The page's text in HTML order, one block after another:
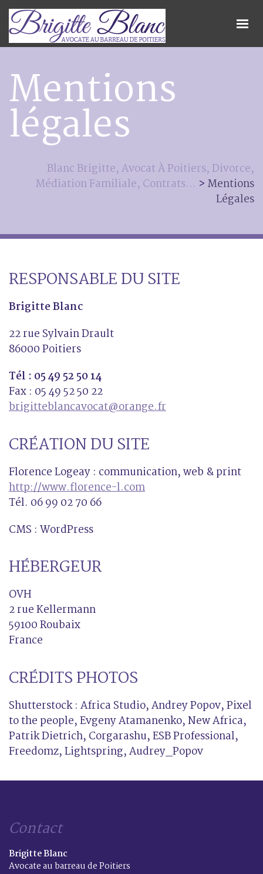
Mentions
légales
Blanc Brigitte, Avocat À Poitiers, Divorce,
Médiation Familiale, Contrats... > Mentions
Légales
RESPONSABLE DU SITE
Brigitte Blanc
22 rue Sylvain Drault
86000 Poitiers
Tél : 05 49 52 50 14
Fax : 05 49 52 50 22
brigitteblancavocat@orange.fr
CRÉATION DU SITE
Florence Logeay : communication, web & print
http://www.florence-l.com
Tél. 06 99 02 70 66
CMS : WordPress
HÉBERGEUR
OVH
2 rue Kellermann
59100 Roubaix
France
CRÉDITS PHOTOS
Shutterstock : Africa Studio, Andrey Popov, Pixel
to the people, Evgeny Atamanenko, New Africa,
Patrik Dietrich, Corgarashu, ESB Professional,
Freedomz, Lightspring, Audrey_Popov
Contact
Brigitte Blanc
Avocate au barreau de Poitiers